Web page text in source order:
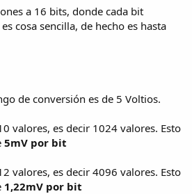
a 16 bits, donde cada bit
cosa sencilla, de hecho es hasta
de conversión es de 5 Voltios.
valores, es decir 1024 valores. Esto
5mV por bit
valores, es decir 4096 valores. Esto
1,22mV por bit